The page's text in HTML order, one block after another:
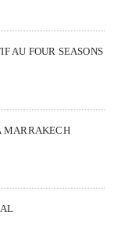
AU FOUR SEASONS
MARRAKECH